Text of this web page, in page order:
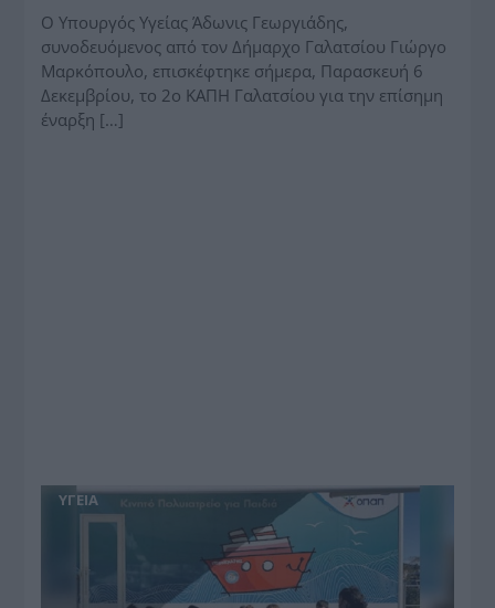
Ο Υπουργός Υγείας Άδωνις Γεωργιάδης,
συνοδευόμενος από τον Δήμαρχο Γαλατσίου Γιώργο
Μαρκόπουλο, επισκέφτηκε σήμερα, Παρασκευή 6
Δεκεμβρίου, το 2ο ΚΑΠΗ Γαλατσίου για την επίσημη
έναρξη […]
ΥΓΕΙΑ